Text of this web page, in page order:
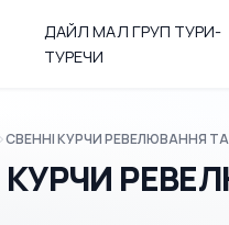
ДАЙЛ МАЛ ГРУП ТУРИ-
ТУРЕЧИ
СВЕННІ КУРЧИ РЕВЕЛЮВАННЯ ТА